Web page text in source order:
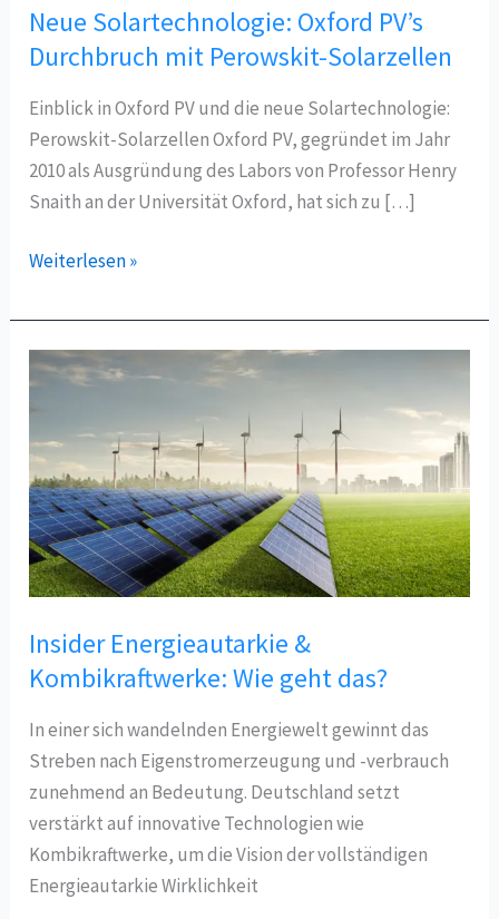
Neue Solartechnologie: Oxford PV’s
Durchbruch mit Perowskit-Solarzellen
Einblick in Oxford PV und die neue Solartechnologie:
Perowskit-Solarzellen Oxford PV, gegründet im Jahr
2010 als Ausgründung des Labors von Professor Henry
Snaith an der Universität Oxford, hat sich zu […]
Neue
Oxford
PV’s
Durchbruch
mit
Perowskit-
Solarzellen
Weiterlesen »
Insider Energieautarkie &
Kombikraftwerke: Wie geht das?
In einer sich wandelnden Energiewelt gewinnt das
Streben nach Eigenstromerzeugung und -verbrauch
zunehmend an Bedeutung. Deutschland setzt
verstärkt auf innovative Technologien wie
Kombikraftwerke, um die Vision der vollständigen
Energieautarkie Wirklichkeit